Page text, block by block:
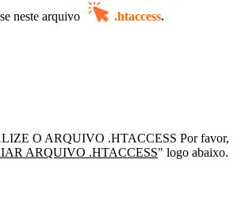
neste arquivo
.htaccess.
O ARQUIVO .HTACCESS Por favor,
ARQUIVO .HTACCESS" logo abaixo.